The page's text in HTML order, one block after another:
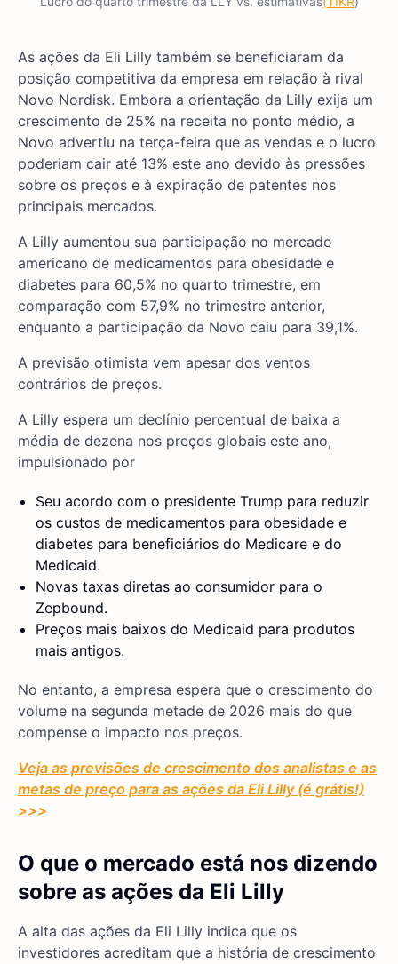
As ações da Eli Lilly também se beneficiaram da
posição competitiva da empresa em relação à rival
Novo Nordisk. Embora a orientação da Lilly exija um
crescimento de 25% na receita no ponto médio, a
Novo advertiu na terça-feira que as vendas e o lucro
poderiam cair até 13% este ano devido às pressões
sobre os preços e à expiração de patentes nos
principais mercados.
A Lilly aumentou sua participação no mercado
americano de medicamentos para obesidade e
diabetes para 60,5% no quarto trimestre, em
comparação com 57,9% no trimestre anterior,
enquanto a participação da Novo caiu para 39,1%.
A previsão otimista vem apesar dos ventos
contrários de preços.
A Lilly espera um declínio percentual de baixa a
média de dezena nos preços globais este ano,
impulsionado por
Seu acordo com o presidente Trump para reduzir
os custos de medicamentos para obesidade e
diabetes para beneficiários do Medicare e do
Medicaid.
Novas taxas diretas ao consumidor para o
Zepbound.
Preços mais baixos do Medicaid para produtos
mais antigos.
No entanto, a empresa espera que o crescimento do
volume na segunda metade de 2026 mais do que
compense o impacto nos preços.
Veja as previsões de crescimento dos analistas e as
metas de preço para as ações da Eli Lilly (é grátis!)
>>>
O que o mercado está nos dizendo
sobre as ações da Eli Lilly
A alta das ações da Eli Lilly indica que os
investidores acreditam que a história de crescimento